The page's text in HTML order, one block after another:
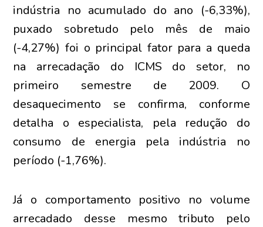
indústria no acumulado do ano (-6,33%),
puxado sobretudo pelo mês de maio
(-4,27%) foi o principal fator para a queda
na arrecadação do ICMS do setor, no
primeiro semestre de 2009. O
desaquecimento se confirma, conforme
detalha o especialista, pela redução do
consumo de energia pela indústria no
período (-1,76%).
Já o comportamento positivo no volume
arrecadado desse mesmo tributo pelo